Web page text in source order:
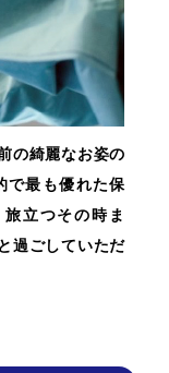
の綺麗なお姿の
で最も優れた保
立つその時ま
過ごしていただ